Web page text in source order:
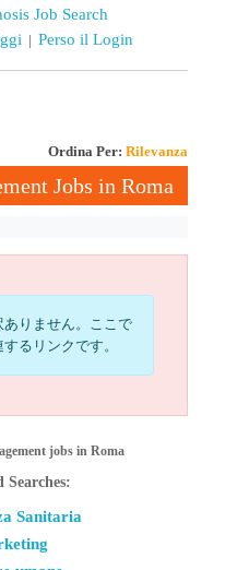
| Perso il Login
Ordina Per: Rilevanza
Jobs in Roma
りません。ここで
るリンクです。
jobs in Roma
Searches:
Sanitaria